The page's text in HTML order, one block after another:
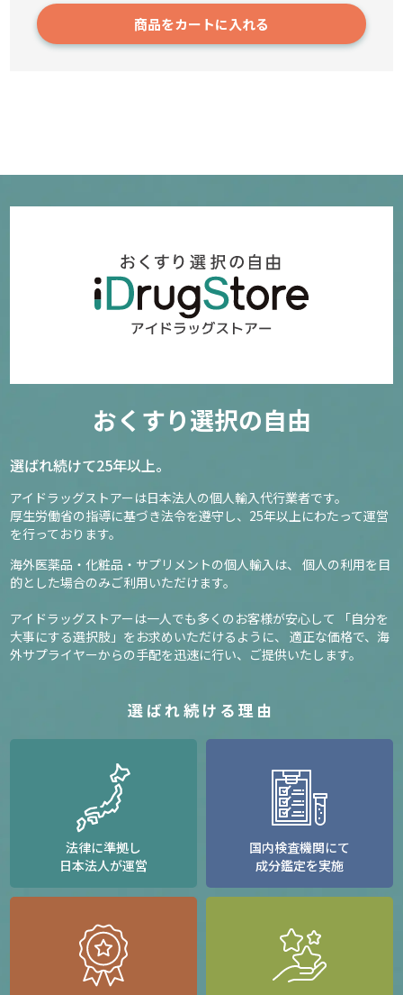
7716
3,780円～
確認／選び直す
確認／選び直す
商品をカートに入れる
おくすり選択の自由
選ばれ続けて25年以上。
アイドラッグストアーは日本法人の個人輸入代行業者です。
厚生労働省の指導に基づき法令を遵守し、 25年以上にわたって運営
を行っております。
海外医薬品・化粧品・サプリメントの個人輸入は、 個人の利用を目
的とした場合のみご利用いただけます。
アイドラッグストアーは一人でも多くのお客様が安心して
「自分を
大事にする選択肢」をお求めいただけるように、 適正な価格で、海
外サプライヤーからの手配を迅速に行い、ご提供いたします。
選ばれ続ける理由
法律に準拠し
日本法人が運営
国内検査機関にて
成分鑑定を実施